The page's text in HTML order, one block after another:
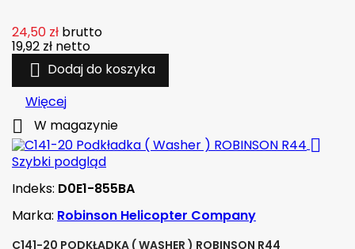
24,50 zł brutto
19,92 zł netto
 Dodaj do koszyka
Więcej
 W magazynie

Szybki podgląd
Indeks: D0E1-855BA
Marka: Robinson Helicopter Company
C141-20 PODKŁADKA ( WASHER ) ROBINSON R44